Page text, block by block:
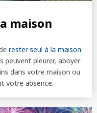
maison
rester seul à la maison
peuvent pleurer, aboyer
dans votre maison ou
votre absence.